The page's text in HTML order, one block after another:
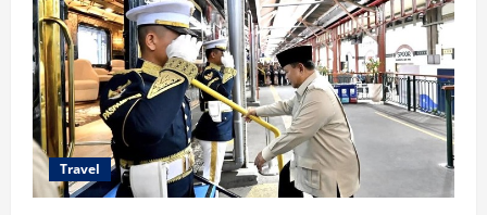
Travel